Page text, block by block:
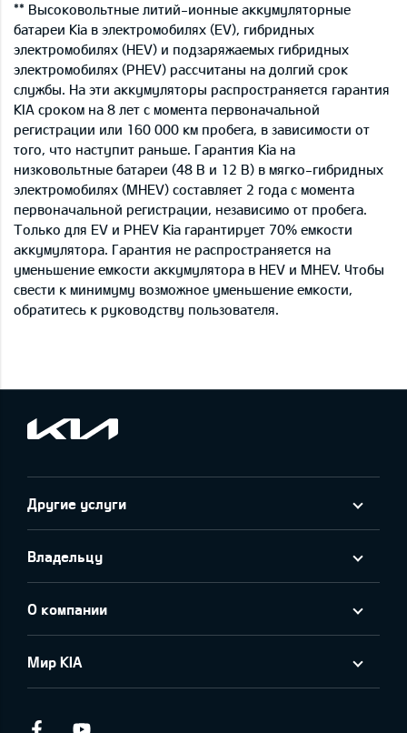
** Высоковольтные литий-ионные аккумуляторные
батареи Kia в электромобилях (EV), гибридных
электромобилях (HEV) и подзаряжаемых гибридных
электромобилях (PHEV) рассчитаны на долгий срок
службы. На эти аккумуляторы распространяется гарантия
KIA сроком на 8 лет с момента первоначальной
регистрации или 160 000 км пробега, в зависимости от
того, что наступит раньше. Гарантия Kia на
низковольтные батареи (48 В и 12 В) в мягко-гибридных
электромобилях (MHEV) составляет 2 года с момента
первоначальной регистрации, независимо от пробега.
Только для EV и PHEV Kia гарантирует 70% емкости
аккумулятора. Гарантия не распространяется на
уменьшение емкости аккумулятора в HEV и MHEV. Чтобы
свести к минимуму возможное уменьшение емкости,
обратитесь к руководству пользователя.
Другие услуги
Владельцу
О компании
Мир KIA
Facebook